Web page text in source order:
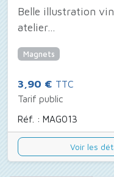
Belle illustration
atelier...
Magnets
3,90 € TTC
Tarif public
Réf. : MAG013
Voir les